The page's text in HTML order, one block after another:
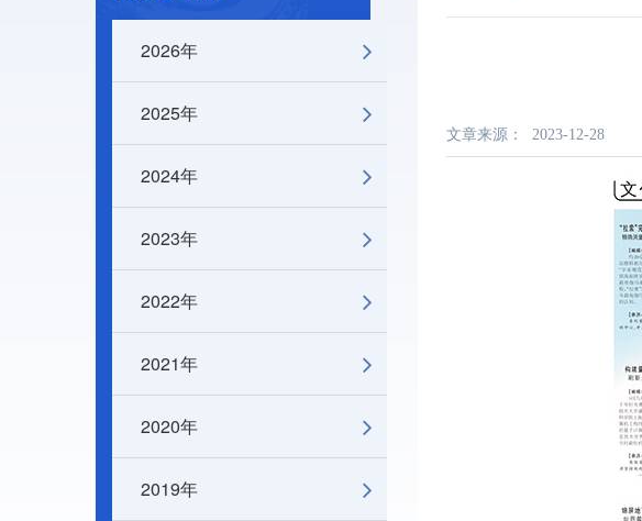
2026年
2025年
2024年
2023年
2022年
2021年
2020年
2019年
文章来源： 2023-12-28